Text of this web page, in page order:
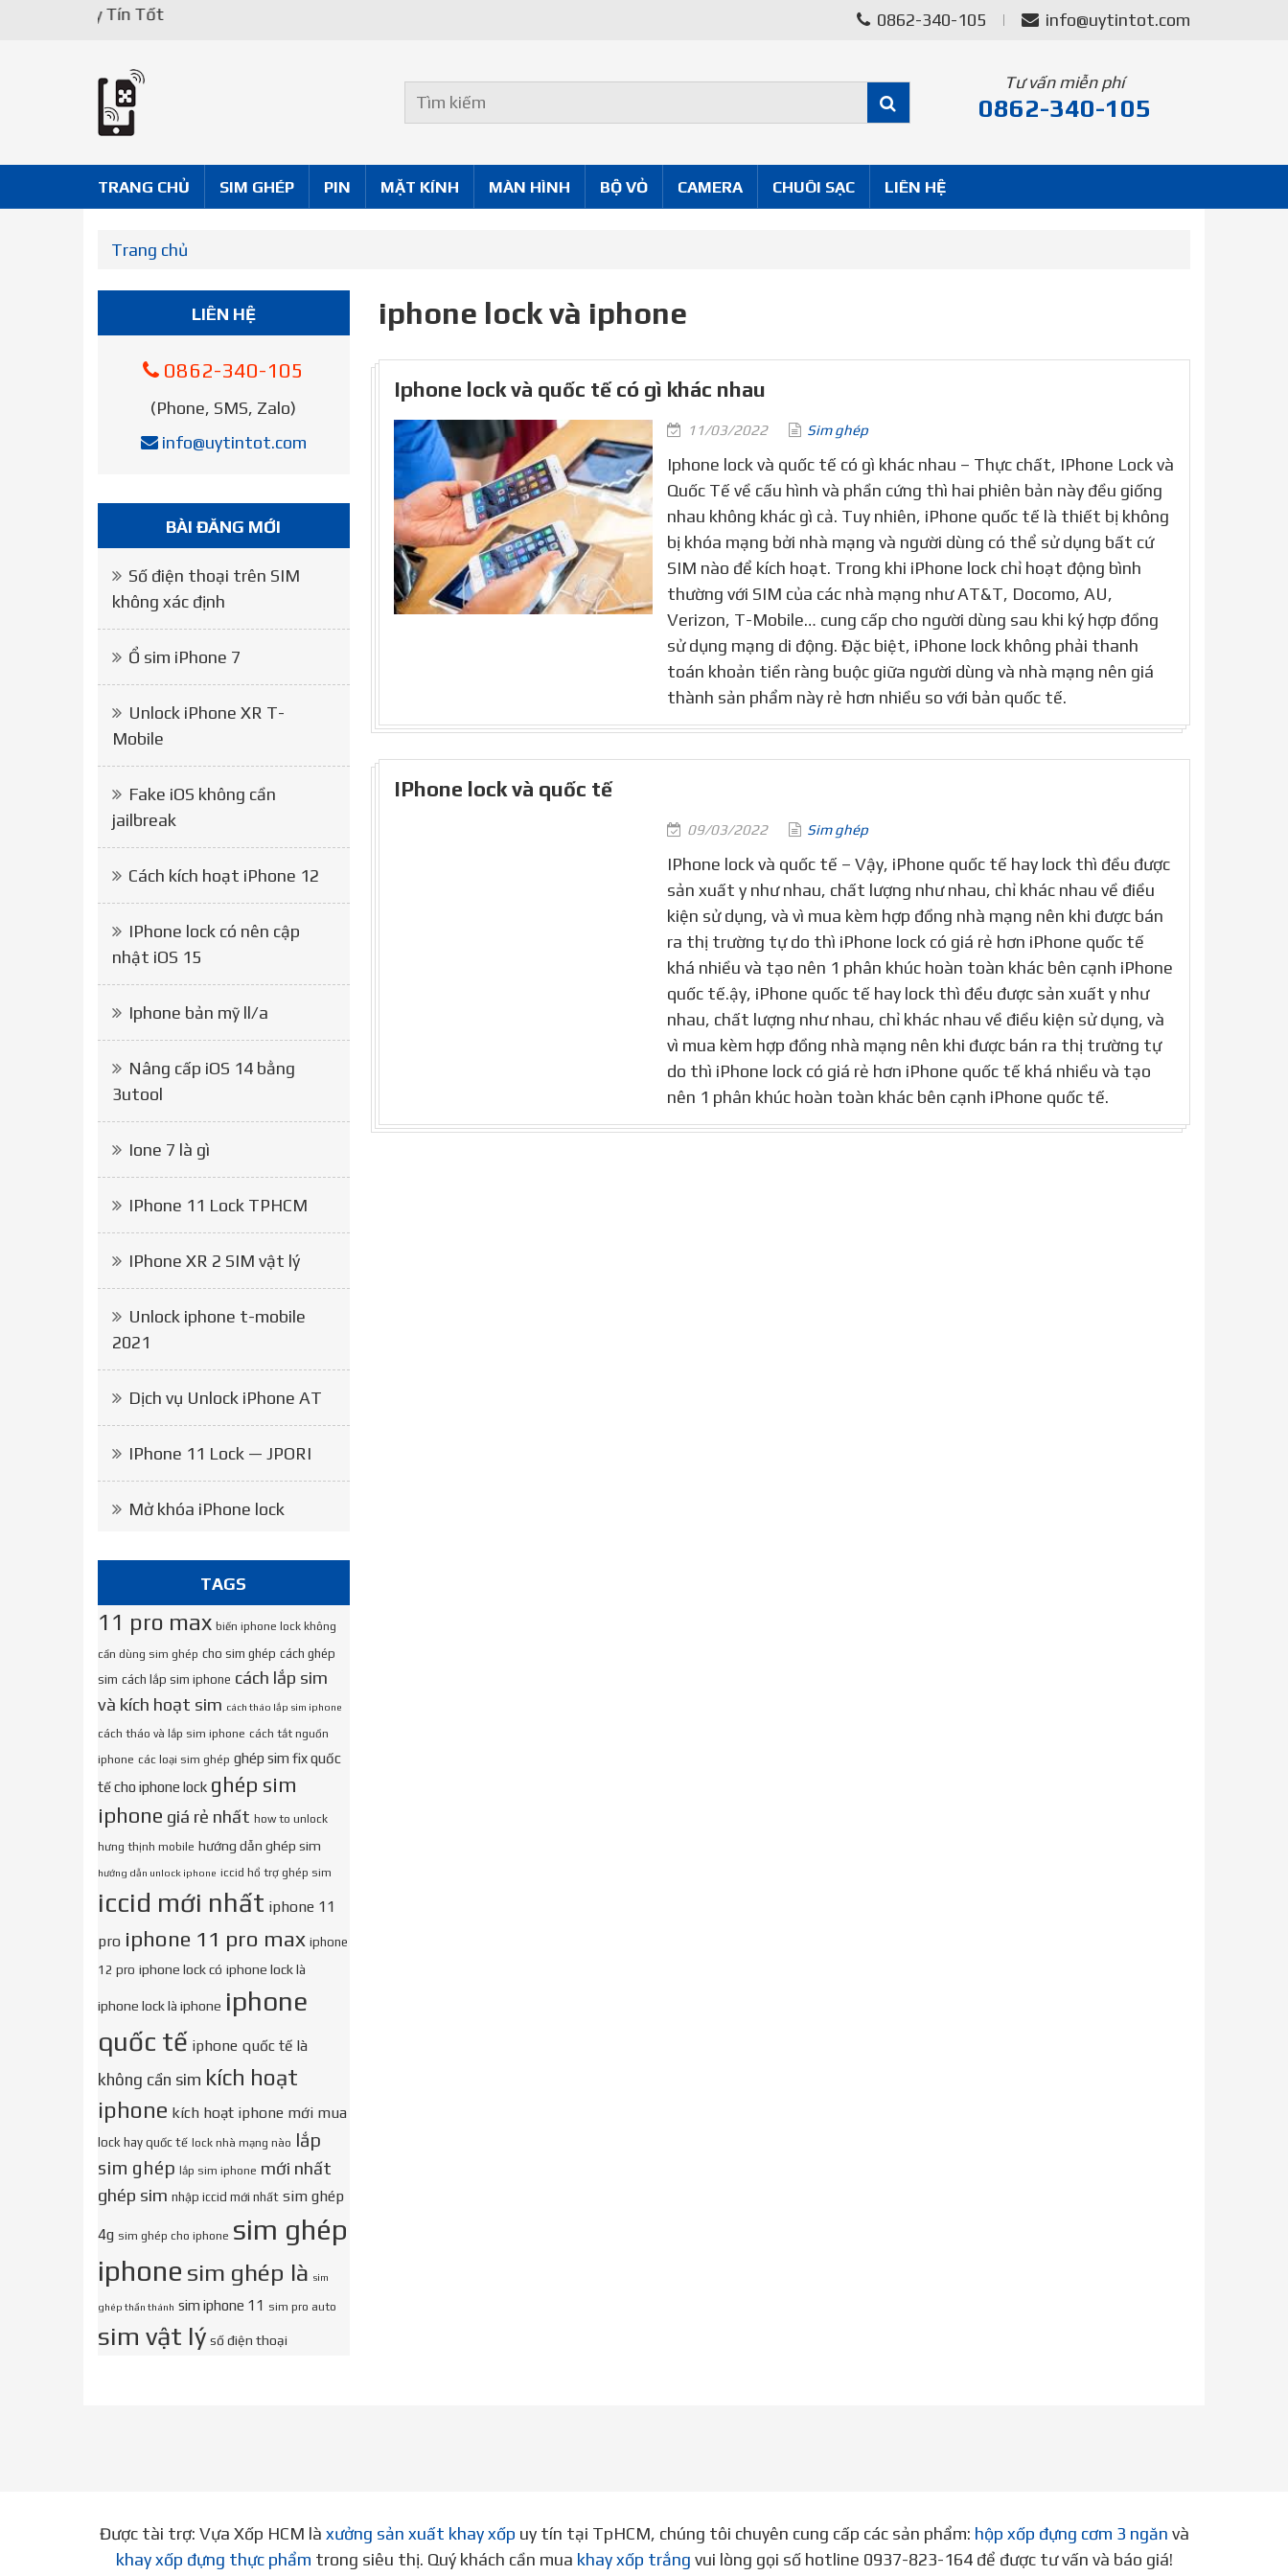
Uy Tín Tốt 0862-340-105 info@uytintot.com
Tư vấn miễn phí
0862-340-105
TRANG CHỦ SIM GHÉP PIN MẶT KÍNH MÀN HÌNH BỘ VỎ CAMERA CHUÔI SẠC LIÊN HỆ
Trang chủ
iphone lock và iphone
Iphone lock và quốc tế có gì khác nhau
11/03/2022 Sim ghép
Iphone lock và quốc tế có gì khác nhau – Thực chất, IPhone Lock và
Quốc Tế về cấu hình và phần cứng thì hai phiên bản này đều giống
nhau không khác gì cả. Tuy nhiên, iPhone quốc tế là thiết bị không
bị khóa mạng bởi nhà mạng và người dùng có thể sử dụng bất cứ
SIM nào để kích hoạt. Trong khi iPhone lock chỉ hoạt động bình
thường với SIM của các nhà mạng như AT&T, Docomo, AU,
Verizon, T-Mobile… cung cấp cho người dùng sau khi ký hợp đồng
sử dụng mạng di động. Đặc biệt, iPhone lock không phải thanh
toán khoản tiền ràng buộc giữa người dùng và nhà mạng nên giá
thành sản phẩm này rẻ hơn nhiều so với bản quốc tế.
IPhone lock và quốc tế
09/03/2022 Sim ghép
IPhone lock và quốc tế – Vậy, iPhone quốc tế hay lock thì đều được
sản xuất y như nhau, chất lượng như nhau, chỉ khác nhau về điều
kiện sử dụng, và vì mua kèm hợp đồng nhà mạng nên khi được bán
ra thị trường tự do thì iPhone lock có giá rẻ hơn iPhone quốc tế
khá nhiều và tạo nên 1 phân khúc hoàn toàn khác bên cạnh iPhone
quốc tế.ậy, iPhone quốc tế hay lock thì đều được sản xuất y như
nhau, chất lượng như nhau, chỉ khác nhau về điều kiện sử dụng, và
vì mua kèm hợp đồng nhà mạng nên khi được bán ra thị trường tự
do thì iPhone lock có giá rẻ hơn iPhone quốc tế khá nhiều và tạo
nên 1 phân khúc hoàn toàn khác bên cạnh iPhone quốc tế.
LIÊN HỆ
0862-340-105
(Phone, SMS, Zalo)
info@uytintot.com
BÀI ĐĂNG MỚI
Số điện thoại trên SIM
không xác định
Ổ sim iPhone 7
Unlock iPhone XR T-
Mobile
Fake iOS không cần
jailbreak
Cách kích hoạt iPhone 12
IPhone lock có nên cập
nhật iOS 15
Iphone bản mỹ ll/a
Nâng cấp iOS 14 bằng
3utool
Ione 7 là gì
IPhone 11 Lock TPHCM
IPhone XR 2 SIM vật lý
Unlock iphone t-mobile
2021
Dịch vụ Unlock iPhone AT
IPhone 11 Lock — JPORI
Mở khóa iPhone lock
TAGS
11 pro max biến iphone lock không
cần dùng sim ghép cho sim ghép cách ghép
sim cách lắp sim iphone cách lắp sim
và kích hoạt sim cách tháo lắp sim iphone
cách tháo và lắp sim iphone cách tắt nguồn
iphone các loại sim ghép ghép sim fix quốc
tế cho iphone lock ghép sim
iphone giá rẻ nhất how to unlock
hưng thịnh mobile hướng dẫn ghép sim
hướng dẫn unlock iphone iccid hổ trợ ghép sim
iccid mới nhất iphone 11
pro iphone 11 pro max iphone
12 pro iphone lock có iphone lock là
iphone lock là iphone iphone
quốc tế iphone quốc tế là
không cần sim kích hoạt
iphone kích hoạt iphone mới mua
lock hay quốc tế lock nhà mạng nào lắp
sim ghép lắp sim iphone mới nhất
ghép sim nhập iccid mới nhất sim ghép
4g sim ghép cho iphone sim ghép
iphone sim ghép là sim
ghép thần thánh sim iphone 11 sim pro auto
sim vật lý số điện thoại
Được tài trợ: Vựa Xốp HCM là xưởng sản xuất khay xốp uy tín tại TpHCM, chúng tôi chuyên cung cấp các sản phẩm: hộp xốp đựng cơm 3 ngăn và
khay xốp đựng thực phẩm trong siêu thị. Quý khách cần mua khay xốp trắng vui lòng gọi số hotline 0937-823-164 để được tư vấn và báo giá!